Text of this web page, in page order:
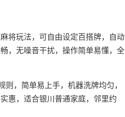
将玩法，可自由设定百搭牌，自动
，无噪音干扰，操作简单易懂，全
，简单易上手，机器洗牌均匀，
惠，适合银川普通家庭，邻里约